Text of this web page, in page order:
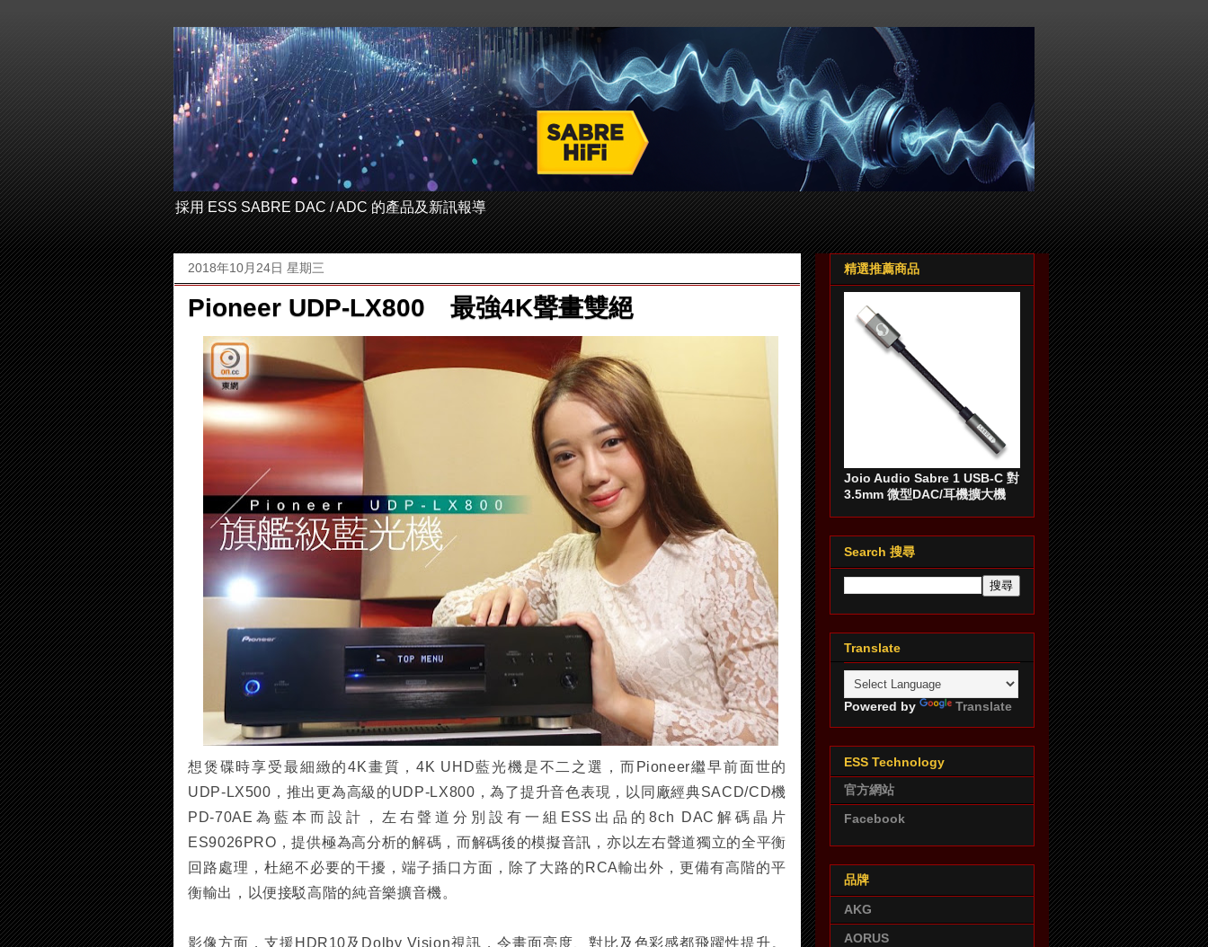
採用 ESS SABRE DAC / ADC 的產品及新訊報導
2018年10月24日 星期三
Pioneer UDP-LX800 最強4K聲畫雙絕
想煲碟時享受最細緻的4K畫質，4K UHD藍光機是不二之選，而Pioneer繼早前面世的
UDP-LX500，推出更為高級的UDP-LX800，為了提升音色表現，以同廠經典SACD/CD機
PD-70AE為藍本而設計，左右聲道分別設有一組ESS出品的8ch DAC解碼晶片
ES9026PRO，提供極為高分析的解碼，而解碼後的模擬音訊，亦以左右聲道獨立的全平衡
回路處理，杜絕不必要的干擾，端子插口方面，除了大路的RCA輸出外，更備有高階的平
衡輸出，以便接駁高階的純音樂擴音機。
影像方面，支援HDR10及Dolby Vision視訊，令畫面亮度、對比及色彩感都飛躍性提升。
精選推薦商品
Joio Audio Sabre 1 USB-C 對
3.5mm 微型DAC/耳機擴大機
Search 搜尋
Translate
Powered by Translate
ESS Technology
官方網站
Facebook
品牌
AKG
AORUS